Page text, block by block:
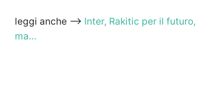
leggi anche —> Inter, Rakitic per il futuro,
ma…